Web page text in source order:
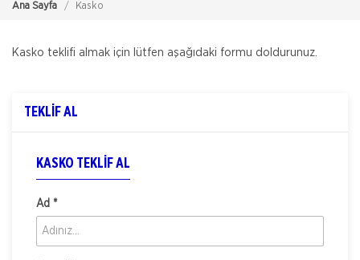
Poliçe Hatırlat
İletişim
Ana Sayfa Kasko
Kasko teklifi almak için lütfen aşağıdaki formu doldurunuz.
TEKLİF AL
KASKO TEKLIF AL
Ad *